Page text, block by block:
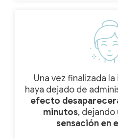
Una vez finalizada
haya dejado de
efecto
minutos, dejando
sensación en